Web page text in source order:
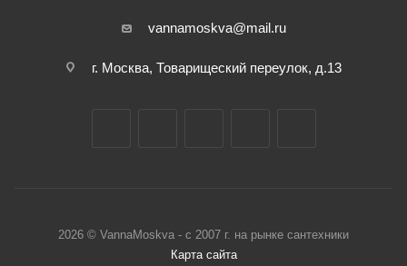
vannamoskva@mail.ru
г. Москва, Товарищеский переулок, д.13
2026 © VannaMoskva - с 2007 г. на рынке сантехники
Карта сайта